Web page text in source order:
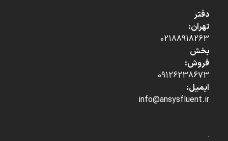
دفتر
تهران:
02188918263
بخش
فروش:
09126238673
ایمیل:
info@ansysfluent.ir